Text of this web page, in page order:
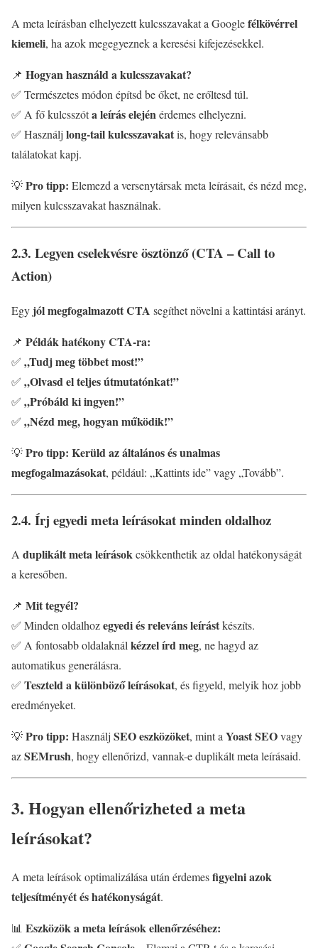
A meta leírásban elhelyezett kulcsszavakat a Googlefélkövérrel
kiemeli, ha azok megegyeznek a keresési kifejezésekkel.
📌 Hogyan használd a kulcsszavakat?
✅ Természetes módon építsd be őket, ne erőltesd túl.
✅ A fő kulcsszóta leírás elejénérdemes elhelyezni.
✅ Használj long-tail kulcsszavakatis, hogy relevánsabb
találatokat kapj.
💡Pro tipp: Elemezd a versenytársak meta leírásait, és nézd meg,
milyen kulcsszavakat használnak.
2.3. Legyen cselekvésre ösztönző (CTA – Call to
Action)
Egy jól megfogalmazott CTA segíthet növelni a kattintási arányt.
📌 Példák hatékony CTA-ra:
✅ „Tudj meg többet most!”
✅ „Olvasd el teljes útmutatónkat!”
✅ „Próbáld ki ingyen!”
✅ „Nézd meg, hogyan működik!”
💡Pro tipp: Kerüld az általános és unalmas
megfogalmazásokat, például: „Kattints ide” vagy „Tovább”.
2.4. Írj egyedi meta leírásokat minden oldalhoz
A duplikált meta leírásokcsökkenthetik az oldal hatékonyságát
a keresőben.
📌 Mit tegyél?
✅ Minden oldalhozegyedi és releváns leírástkészíts.
✅ A fontosabb oldalaknálkézzel írd meg, ne hagyd az
automatikus generálásra.
✅ Teszteld a különböző leírásokat, és figyeld, melyik hoz jobb
eredményeket.
💡Pro tipp: Használj SEO eszközöket, mint aYoast SEOvagy
azSEMrush, hogy ellenőrizd, vannak-e duplikált meta leírásaid.
3. Hogyan ellenőrizheted a meta
leírásokat?
A meta leírások optimalizálása után érdemesfigyelni azok
teljesítményét és hatékonyságát.
📊 Eszközök a meta leírások ellenőrzéséhez: